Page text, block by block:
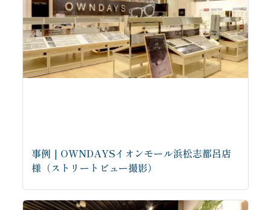
事例｜OWNDAYSイオンモール浜松志都呂店
様（ストリートビュー撮影）